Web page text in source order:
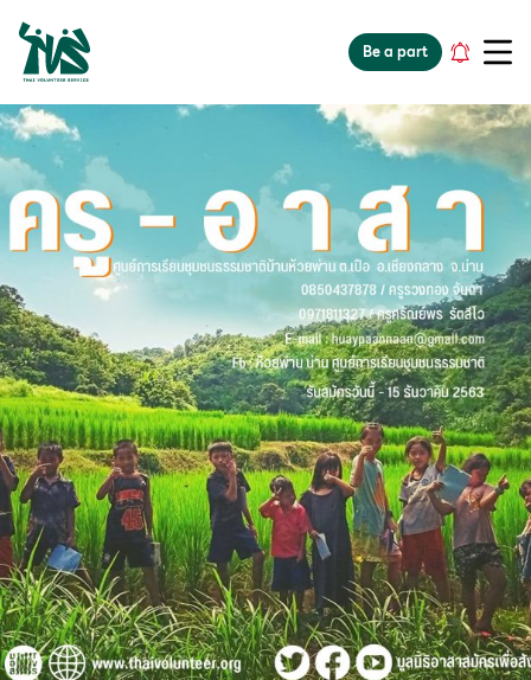
gv-5iuoxpem74qfjw.dv.googlehosted.com
Be a part